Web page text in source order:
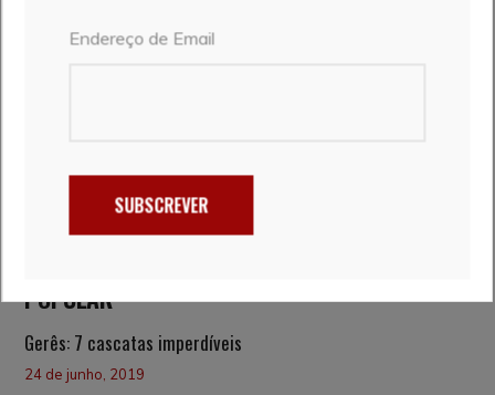
CAMINHOS DE SANTIAGO
PRAIA & MAR
POPULAR
Gerês: 7 cascatas imperdíveis
24 de junho, 2019
Endereço de Email
SUBSCREVER